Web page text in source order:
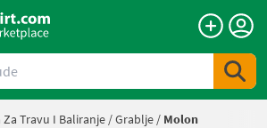
Travu I Baliranje /Grablje / Molon